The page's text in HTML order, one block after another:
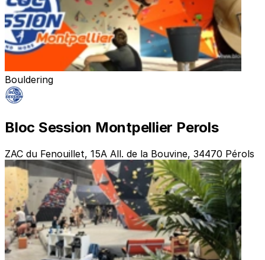
Bouldering
Bloc Session Montpellier Perols
ZAC du Fenouillet, 15A All. de la Bouvine, 34470 Pérols